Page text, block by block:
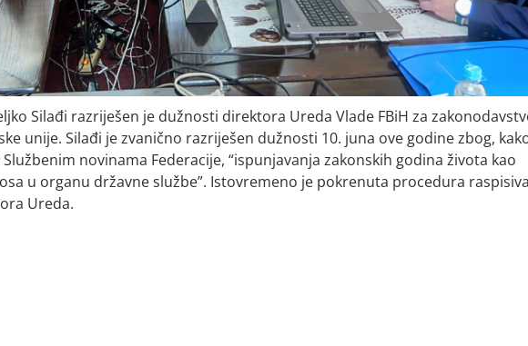
Silađi razriješen je dužnosti direktora Ureda Vlade FBiH za
unije. Silađi je zvanično razriješen dužnosti 10. juna ove godine zbog,
novinama Federacije, “ispunjavanja zakonskih godina života kao
u organu državne službe”. Istovremeno je pokrenuta procedura
Ureda.